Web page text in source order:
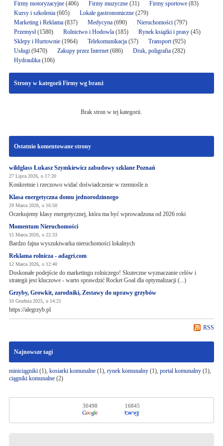
Firmy motoryzacyjne(406) Firmy muzyczne(31) Firmy sportowe(83)
Kursy i szkolenia(605) Lokale gastronomiczne(279)
Marketing i Reklama(837) Medycyna(690) Nieruchomości(797)
Przemysł(1580) Rolnictwo i Hodowla(185) Rynek książki i prasy(45)
Sklepy i Hurtownie(1964) Telekomunikacja(57) Transport(925)
Usługi(9470) Zakupy przez Internet(686) Druk, poligrafia(282)
Hydraulika(106)
Strony w kategorii Firmy wg branż
Brak stron w tej kategorii.
Ostatnio komentowane strony
wildglass Łukasz Szymkiewicz zabudowy szklane Poznań
27 Lipca 2026, o 17:20
Konkretnie i rzeczowo widać doświadczenie w rzemiośle.n
Klasa energetyczna domu jednorodzinnego
29 Marca 2026, o 16:50
Oczekujemy klasy energetycznej, która ma być wprowadzona od 2026 roki
Momentum Nieruchomości
15 Marca 2026, o 22:33
Bardzo fajna wyszukiwarka nieruchomości lokalnych
Reklama rolnicza - adagri.com
12 Marca 2026, o 12:40
Doskonałe podejście do marketingu rolniczego! Skuteczne wyznaczanie celów i
strategii jest kluczowe - warto sprawdzić Rocket Goal dla optymalizacji (...)
Grzyby, Growkit, zarodniki, Zestawy do uprawy grzybów
10 Grudnia 2025, o 14:21
https://alegrzyb.pl
RSS
Najnowsze tagi
miniciągniki(1), kosiarki komunalne(1), rynek komunalny(1), portal komunalny(1),
ciągniki komunalne(2)
30498 16845